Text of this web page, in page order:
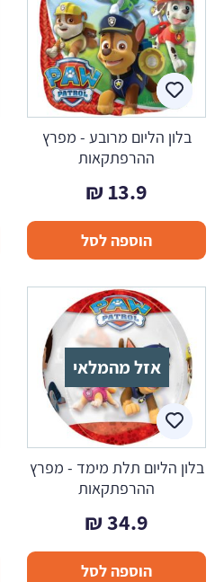
בלון הליום מרובע - מפרץ
ההרפתקאות
13.9
₪
הוספה לסל
אזל מהמלאי
בלון הליום תלת מימד - מפרץ
ההרפתקאות
34.9
₪
הוספה לסל